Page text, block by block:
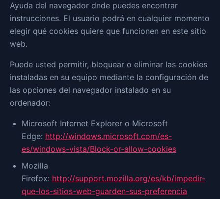
Ayuda del navegador dnde puedes encontrar
instrucciones. El usuario podrá en cualquier momento
elegir qué cookies quiere que funcionen en este sitio
web.
Puede usted permitir, bloquear o eliminar las cookies
instaladas en su equipo mediante la configuración de
las opciones del navegador instalado en su
ordenador:
Microsoft Internet Explorer o Microsoft
Edge: http://windows.microsoft.com/es-
es/windows-vista/Block-or-allow-cookies
Mozilla
Firefox: http://support.mozilla.org/es/kb/impedir-
que-los-sitios-web-guarden-sus-preferencia